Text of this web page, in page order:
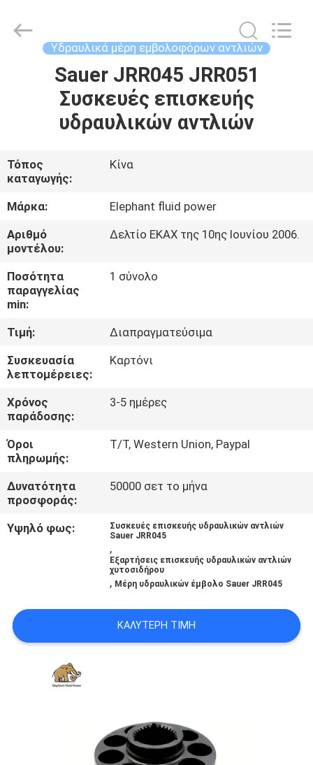
ΠΡΟΪΌΝΤΑ
ΠΕΡΊΠΟΥ
ΕΜΕΊΣ
ΓΎΡΟΣ
ΕΡΓΟΣΤΑΣΊΩΝ
ΠΟΙΟΤΙΚΌΣ
ΈΛΕΓΧΟΣ
ΜΑΣ
ΕΛΆΤΕ
ΣΕ
ΕΠΑΦΉ
ΜΕ
ΕΙΔΉΣΕΙΣ
ΠΕΡΙΠΤΏΣΕΙΣ
PRIVACY
POLICY
Power
Co.,Ltd.
Υδραυλικά μέρη εμβολοφόρων αντλιών
Sauer JRR045 JRR051
Συσκευές επισκευής
υδραυλικών αντλιών
Τόπος
καταγωγής:
Κίνα
Μάρκα:
Elephant fluid power
Αριθμό
μοντέλου:
Δελτίο ΕΚΑΧ της 10ης Ιουνίου 2006.
Ποσότητα
παραγγελίας
min:
1 σύνολο
Τιμή:
Διαπραγματεύσιμα
Συσκευασία
λεπτομέρειες:
Καρτόνι
Χρόνος
παράδοσης:
3-5 ημέρες
Όροι
πληρωμής:
T/T, Western Union, Paypal
Δυνατότητα
προσφοράς:
50000 σετ το μήνα
Υψηλό φως:
Συσκευές επισκευής υδραυλικών αντλιών
Sauer JRR045
,
Εξαρτήσεις επισκευής υδραυλικών αντλιών
χυτοσιδήρου
, Μέρη υδραυλικών έμβολο Sauer JRR045
ΚΑΛΎΤΕΡΗ ΤΙΜΉ